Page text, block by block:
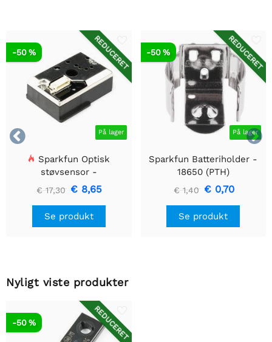


REDUCERET
På lager
-50 %
Sparkfun Optisk
støvsensor -
GP2Y1010AU0F
€ 17,30 € 8,65
Se produkt
REDUCERET
På lager
-50 %
Sparkfun Batteriholder -
18650 (PTH)
€ 1,40 € 0,70
Se produkt
Nyligt viste produkter
REDUCERET
-50 %